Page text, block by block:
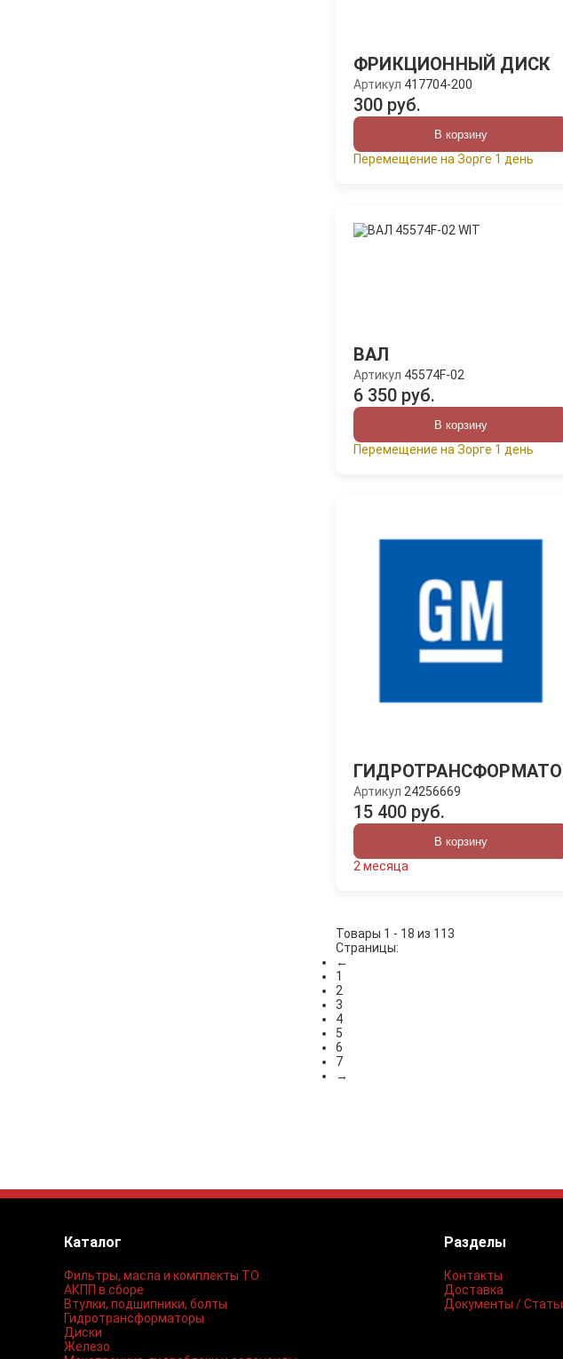
ФРИКЦИОННЫЙ ДИСК
Артикул 417704-200
300 руб.
В корзину
Перемещение на Зорге 1 день
ВАЛ
Артикул 45574F-02
6 350 руб.
В корзину
Перемещение на Зорге 1 день
Артикул 24256669
15 400 руб.
В корзину
2 месяца
Товары 1 - 18 из 113
Страницы:
←
1
2
3
4
5
6
7
→
Каталог
Фильтры, масла и комплекты ТО
АКПП в сборе
Втулки, подшипники, болты
Гидротрансформаторы
Диски
Железо
Разделы
Контакты
Доставка
Документы /